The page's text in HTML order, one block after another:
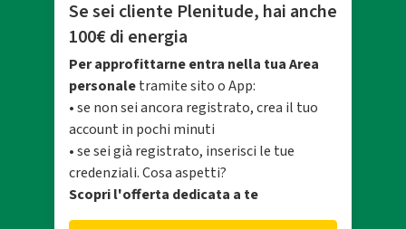
Se sei cliente Plenitude, hai anche
100€ di energia
Per approfittarne entra nella tua Area
personaletramite sito o App:
• se non sei ancora registrato, crea il tuo
account in pochi minuti
• se sei già registrato, inserisci le tue
credenziali. Cosa aspetti?
Scopri l'offerta dedicata a te